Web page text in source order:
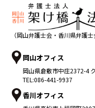
（岡山弁護士会・香川県弁護士
岡山オフィス
岡山県倉敷市中庄2372-4
TEL:086-441-9937
香川オフィス